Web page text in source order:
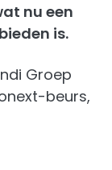
nu een
is.
Groep
beurs,